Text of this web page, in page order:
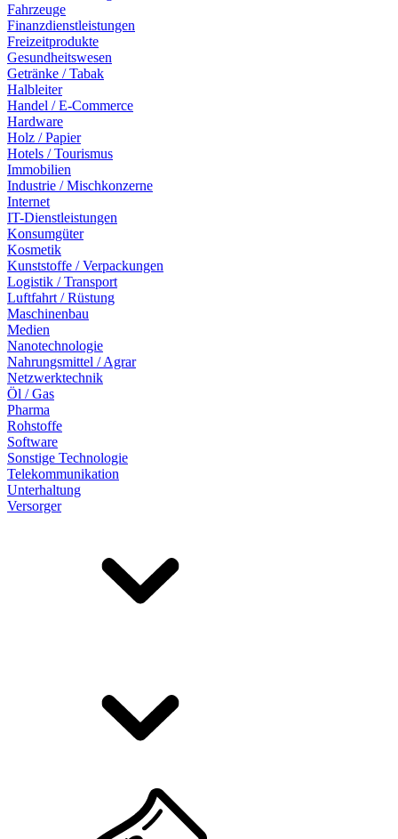
Fahrzeuge
Finanzdienstleistungen
Freizeitprodukte
Gesundheitswesen
Getränke / Tabak
Halbleiter
Handel / E-Commerce
Hardware
Holz / Papier
Hotels / Tourismus
Immobilien
Industrie / Mischkonzerne
Internet
IT-Dienstleistungen
Konsumgüter
Kosmetik
Kunststoffe / Verpackungen
Logistik / Transport
Luftfahrt / Rüstung
Maschinenbau
Medien
Nanotechnologie
Nahrungsmittel / Agrar
Netzwerktechnik
Öl / Gas
Pharma
Rohstoffe
Software
Sonstige Technologie
Telekommunikation
Unterhaltung
Versorger